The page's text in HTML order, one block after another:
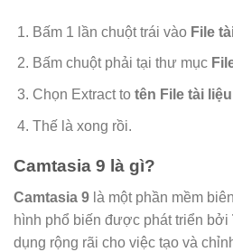
Bấm 1 lần chuột trái vào File
Bấm chuột phải tại thư mục
Chọn Extract to tên File tài liệu
Thế là xong rồi.
Camtasia 9 là gì?
Camtasia 9 là một phần mềm
hình phổ biến được phát triển bởi
dụng rộng rãi cho việc tạo và